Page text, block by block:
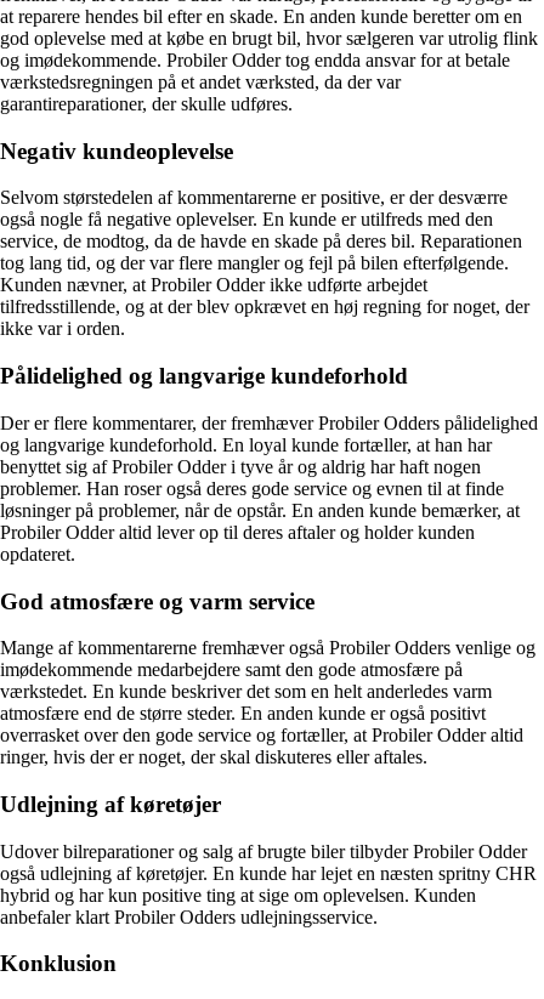
at reparere hendes bil efter en skade. En anden kunde beretter om en
god oplevelse med at købe en brugt bil, hvor sælgeren var utrolig flink
og imødekommende. Probiler Odder tog endda ansvar for at betale
værkstedsregningen på et andet værksted, da der var
garantireparationer, der skulle udføres.
Negativ kundeoplevelse
Selvom størstedelen af kommentarerne er positive, er der desværre
også nogle få negative oplevelser. En kunde er utilfreds med den
service, de modtog, da de havde en skade på deres bil. Reparationen
tog lang tid, og der var flere mangler og fejl på bilen efterfølgende.
Kunden nævner, at Probiler Odder ikke udførte arbejdet
tilfredsstillende, og at der blev opkrævet en høj regning for noget, der
ikke var i orden.
Pålidelighed og langvarige kundeforhold
Der er flere kommentarer, der fremhæver Probiler Odders pålidelighed
og langvarige kundeforhold. En loyal kunde fortæller, at han har
benyttet sig af Probiler Odder i tyve år og aldrig har haft nogen
problemer. Han roser også deres gode service og evnen til at finde
løsninger på problemer, når de opstår. En anden kunde bemærker, at
Probiler Odder altid lever op til deres aftaler og holder kunden
opdateret.
God atmosfære og varm service
Mange af kommentarerne fremhæver også Probiler Odders venlige og
imødekommende medarbejdere samt den gode atmosfære på
værkstedet. En kunde beskriver det som en helt anderledes varm
atmosfære end de større steder. En anden kunde er også positivt
overrasket over den gode service og fortæller, at Probiler Odder altid
ringer, hvis der er noget, der skal diskuteres eller aftales.
Udlejning af køretøjer
Udover bilreparationer og salg af brugte biler tilbyder Probiler Odder
også udlejning af køretøjer. En kunde har lejet en næsten spritny CHR
hybrid og har kun positive ting at sige om oplevelsen. Kunden
anbefaler klart Probiler Odders udlejningsservice.
Konklusion